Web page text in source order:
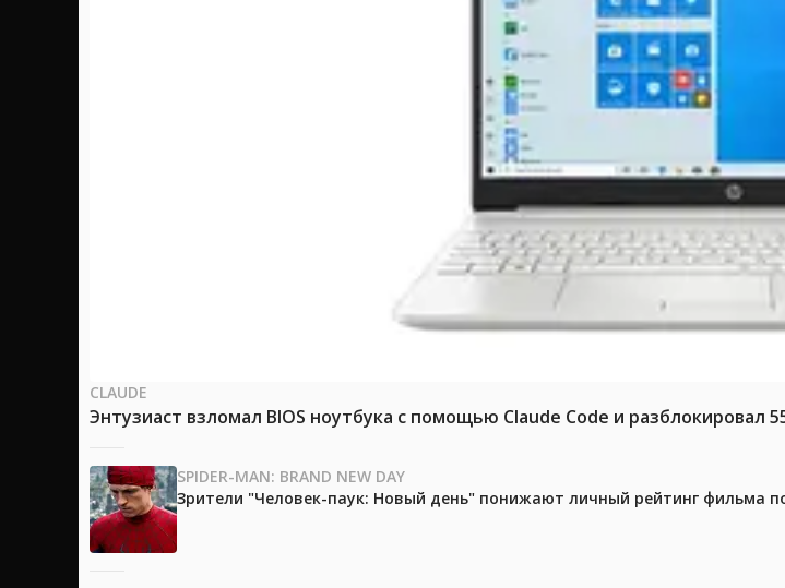
CLAUDE
Энтузиаст взломал BIOS ноутбука с помощью Claude Code и разблокировал
SPIDER-MAN: BRAND NEW DAY
Зрители "Человек-паук: Новый день" понижают личный рейтинг фильма